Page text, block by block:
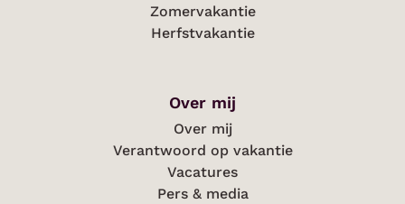
Zomervakantie
Herfstvakantie
Over mij
Over mij
Verantwoord op vakantie
Vacatures
Pers & media